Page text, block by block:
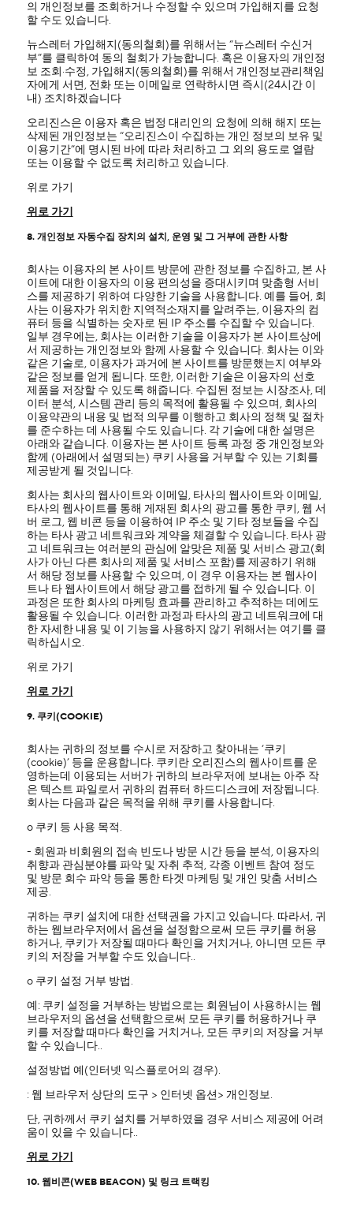
의 개인정보를 조회하거나 수정할 수 있으며 가입해지를 요청
할 수도 있습니다.
뉴스레터 가입해지(동의철회)를 위해서는 “뉴스레터 수신거
부”를 클릭하여 동의 철회가 가능합니다. 혹은 이용자의 개인정
보 조회·수정, 가입해지(동의철회)를 위해서 개인정보관리책임
자에게 서면, 전화 또는 이메일로 연락하시면 즉시(24시간 이
내) 조치하겠습니다
오리진스은 이용자 혹은 법정 대리인의 요청에 의해 해지 또는
삭제된 개인정보는 “오리진스이 수집하는 개인 정보의 보유 및
이용기간”에 명시된 바에 따라 처리하고 그 외의 용도로 열람
또는 이용할 수 없도록 처리하고 있습니다.
위로 가기
위로 가기
8. 개인정보 자동수집 장치의 설치, 운영 및 그 거부에 관한 사항
회사는 이용자의 본 사이트 방문에 관한 정보를 수집하고, 본 사
이트에 대한 이용자의 이용 편의성을 증대시키며 맞춤형 서비
스를 제공하기 위하여 다양한 기술을 사용합니다. 예를 들어, 회
사는 이용자가 위치한 지역적소재지를 알려주는, 이용자의 컴
퓨터 등을 식별하는 숫자로 된 IP 주소를 수집할 수 있습니다.
일부 경우에는, 회사는 이러한 기술을 이용자가 본 사이트상에
서 제공하는 개인정보와 함께 사용할 수 있습니다. 회사는 이와
같은 기술로, 이용자가 과거에 본 사이트를 방문했는지 여부와
같은 정보를 얻게 됩니다. 또한, 이러한 기술은 이용자의 선호
제품을 저장할 수 있도록 해줍니다. 수집된 정보는 시장조사, 데
이터 분석, 시스템 관리 등의 목적에 활용될 수 있으며, 회사의
이용약관의 내용 및 법적 의무를 이행하고 회사의 정책 및 절차
를 준수하는 데 사용될 수도 있습니다. 각 기술에 대한 설명은
아래와 같습니다. 이용자는 본 사이트 등록 과정 중 개인정보와
함께 (아래에서 설명되는) 쿠키 사용을 거부할 수 있는 기회를
제공받게 될 것입니다.
회사는 회사의 웹사이트와 이메일, 타사의 웹사이트와 이메일,
타사의 웹사이트를 통해 게재된 회사의 광고를 통한 쿠키, 웹 서
버 로그, 웹 비콘 등을 이용하여 IP 주소 및 기타 정보들을 수집
하는 타사 광고 네트워크와 계약을 체결할 수 있습니다. 타사 광
고 네트워크는 여러분의 관심에 알맞은 제품 및 서비스 광고(회
사가 아닌 다른 회사의 제품 및 서비스 포함)를 제공하기 위해
서 해당 정보를 사용할 수 있으며, 이 경우 이용자는 본 웹사이
트나 타 웹사이트에서 해당 광고를 접하게 될 수 있습니다. 이
과정은 또한 회사의 마케팅 효과를 관리하고 추적하는 데에도
활용될 수 있습니다. 이러한 과정과 타사의 광고 네트워크에 대
한 자세한 내용 및 이 기능을 사용하지 않기 위해서는 여기를 클
릭하십시오.
위로 가기
위로 가기
9. 쿠키(COOKIE)
회사는 귀하의 정보를 수시로 저장하고 찾아내는 ‘쿠키
(cookie)’ 등을 운용합니다. 쿠키란 오리진스의 웹사이트를 운
영하는데 이용되는 서버가 귀하의 브라우저에 보내는 아주 작
은 텍스트 파일로서 귀하의 컴퓨터 하드디스크에 저장됩니다.
회사는 다음과 같은 목적을 위해 쿠키를 사용합니다.
ο 쿠키 등 사용 목적.
- 회원과 비회원의 접속 빈도나 방문 시간 등을 분석, 이용자의
취향과 관심분야를 파악 및 자취 추적, 각종 이벤트 참여 정도
및 방문 회수 파악 등을 통한 타겟 마케팅 및 개인 맞춤 서비스
제공.
귀하는 쿠키 설치에 대한 선택권을 가지고 있습니다. 따라서, 귀
하는 웹브라우저에서 옵션을 설정함으로써 모든 쿠키를 허용
하거나, 쿠키가 저장될 때마다 확인을 거치거나, 아니면 모든 쿠
키의 저장을 거부할 수도 있습니다..
ο 쿠키 설정 거부 방법.
예: 쿠키 설정을 거부하는 방법으로는 회원님이 사용하시는 웹
브라우저의 옵션을 선택함으로써 모든 쿠키를 허용하거나 쿠
키를 저장할 때마다 확인을 거치거나, 모든 쿠키의 저장을 거부
할 수 있습니다..
설정방법 예(인터넷 익스플로어의 경우).
: 웹 브라우저 상단의 도구 > 인터넷 옵션> 개인정보.
단, 귀하께서 쿠키 설치를 거부하였을 경우 서비스 제공에 어려
움이 있을 수 있습니다..
위로 가기
10. 웹비콘(WEB BEACON) 및 링크 트랙킹